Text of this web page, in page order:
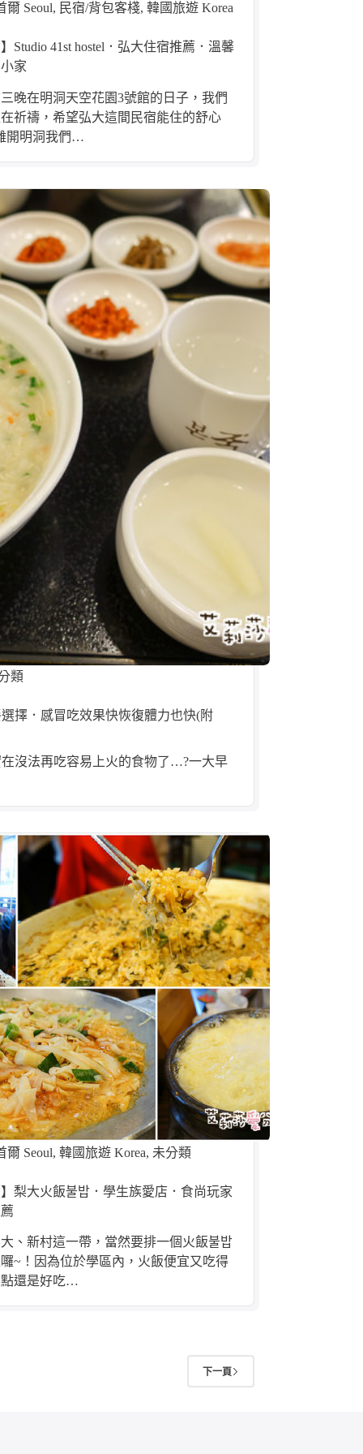
爾 Seoul, 民宿/背包客棧, 韓國旅遊 Korea
Studio 41st hostel．弘大住宿推薦．溫馨
家
晚在明洞天空花園3號館的日子，我們
祈禱，希望弘大這間民宿能住的舒心
開明洞我們…
類
擇．感冒吃效果快恢復體力也快(附
沒法再吃容易上火的食物了…?一大早
爾 Seoul, 韓國旅遊 Korea, 未分類
梨大火飯불밥．學生族愛店．食尚玩家
、新村這一帶，當然要排一個火飯불밥
~！因為位於學區內，火飯便宜又吃得
還是好吃…
下一頁